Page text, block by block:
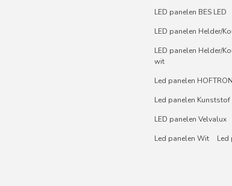
LED panelen BES LED
LED panelen Helder/
LED panelen Helder/
wit
Led panelen
Led panelen Kunststof
LED panelen Velvalux
Led panelen Wit
Led